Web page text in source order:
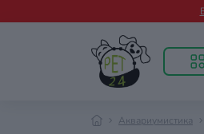
Аквариумистика